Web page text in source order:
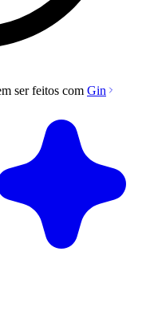
ser feitos com Gin